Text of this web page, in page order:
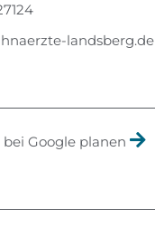
landsberg.de
Google planen